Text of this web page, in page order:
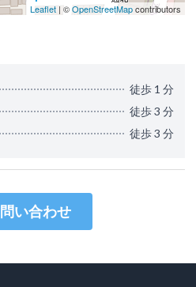
Leaflet | ©OpenStreetMapcontributors
徒歩 1 分
徒歩 3 分
徒歩 3 分
問い合わせ